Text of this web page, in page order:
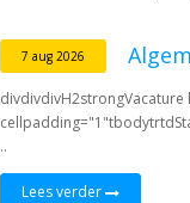
7 aug 2026
..
Lees verder